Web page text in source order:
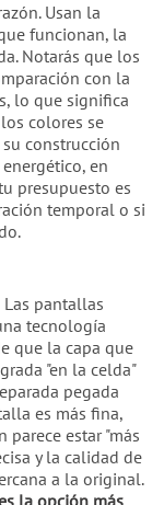
Usan la
funcionan, la
Notarás que los
con la
lo que significa
colores se
construcción
en
presupuesto es
temporal o si
pantallas
tecnología
que la capa que
"en la celda"
pegada
es más fina,
parece estar "más
y la calidad de
a la original.